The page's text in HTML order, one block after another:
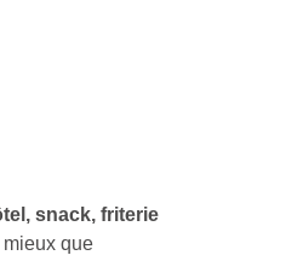
snack, friterie
que